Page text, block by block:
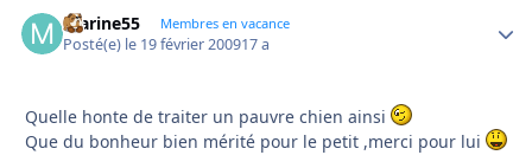
marine55 Membres en vacance
Posté(e) le 19 février 200917 a
Quelle honte de traiter un pauvre chien ainsi
Que du bonheur bien mérité pour le petit ,merci pour lui